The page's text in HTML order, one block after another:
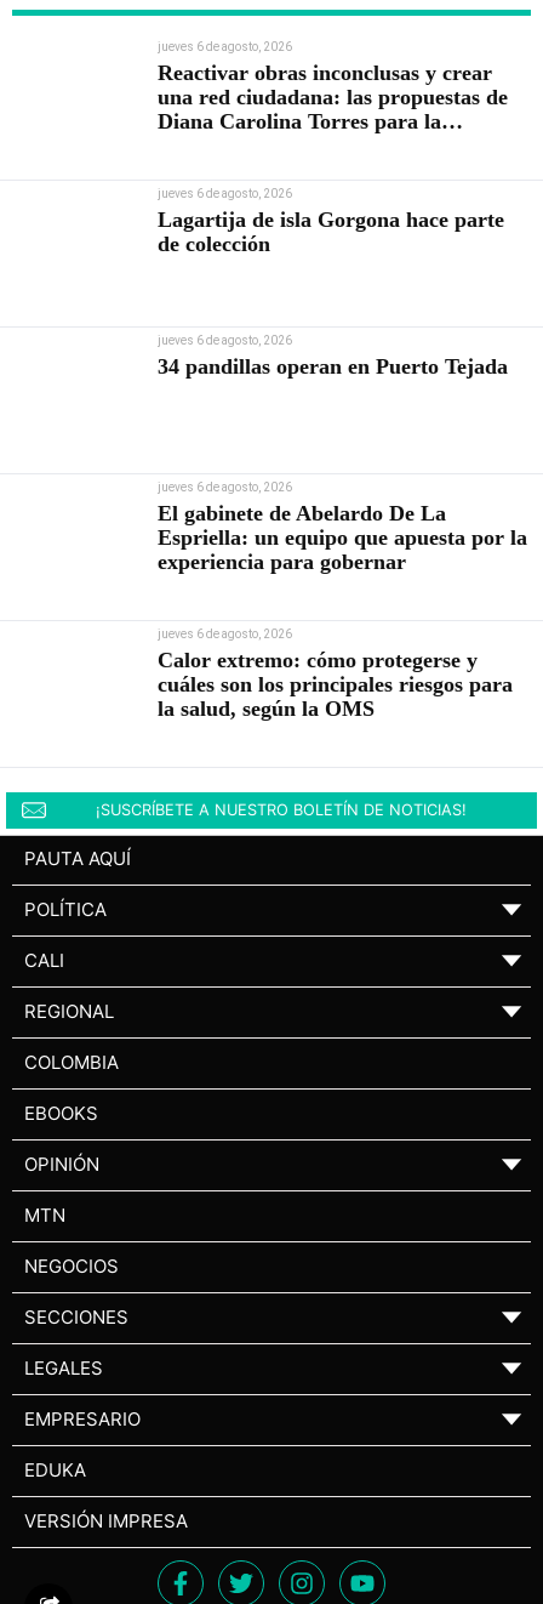
jueves 6 de agosto, 2026
Reactivar obras inconclusas y crear
una red ciudadana: las propuestas de
Diana Carolina Torres para la
jueves 6 de agosto, 2026
Lagartija de isla Gorgona hace parte
de colección
jueves 6 de agosto, 2026
34 pandillas operan en Puerto Tejada
jueves 6 de agosto, 2026
El gabinete de Abelardo De La
Espriella: un equipo que apuesta por la
experiencia para gobernar
jueves 6 de agosto, 2026
Calor extremo: cómo protegerse y
cuáles son los principales riesgos para
la salud, según la OMS
¡SUSCRÍBETE A NUESTRO BOLETÍN DE NOTICIAS!
PAUTA AQUÍ
POLÍTICA ▼
CALI ▼
REGIONAL ▼
COLOMBIA
EBOOKS
OPINIÓN ▼
MTN
NEGOCIOS
SECCIONES ▼
LEGALES ▼
EMPRESARIO ▼
EDUKA
VERSIÓN IMPRESA